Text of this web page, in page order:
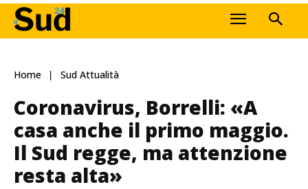
Home Sud Attualità
Coronavirus, Borrelli: «A
casa anche il primo maggio.
Il Sud regge, ma attenzione
resta alta»